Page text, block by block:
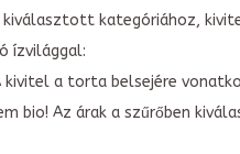
kategóriához,
ízvilággal:
kivitel a torta belsejére
bio! Az árak a szűrőben